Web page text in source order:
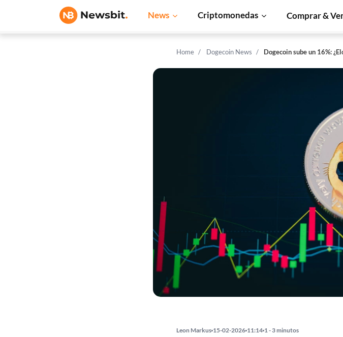
News Criptomonedas Comprar &
Home Dogecoin News Dogecoin sube un 16%:
Leon Markus 15-02-2026 11:14 1 - 3 minutos